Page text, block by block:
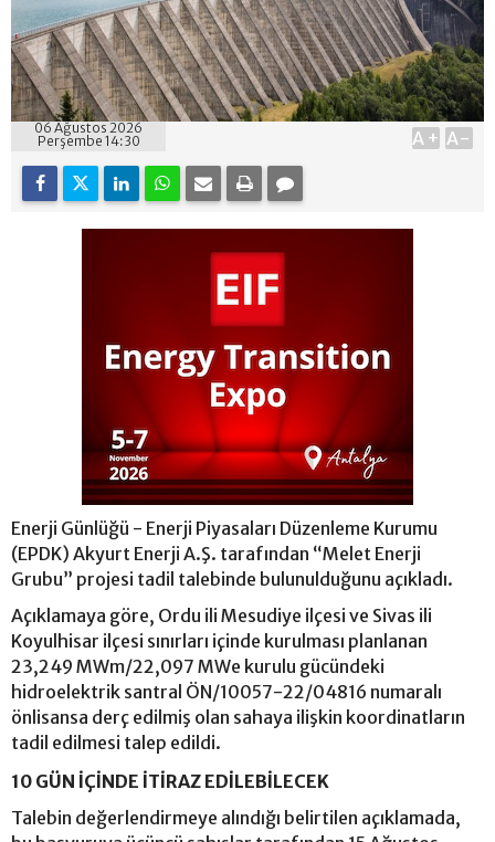
06 Ağustos 2026
Perşembe 14:30
A+ A-
Enerji Günlüğü - Enerji Piyasaları Düzenleme Kurumu
(EPDK) Akyurt Enerji A.Ş. tarafından “Melet Enerji
Grubu” projesi tadil talebinde bulunulduğunu açıkladı.
Açıklamaya göre, Ordu ili Mesudiye ilçesi ve Sivas ili
Koyulhisar ilçesi sınırları içinde kurulması planlanan
23,249 MWm/22,097 MWe kurulu gücündeki
hidroelektrik santral ÖN/10057-22/04816 numaralı
önlisansa derç edilmiş olan sahaya ilişkin koordinatların
tadil edilmesi talep edildi.
10 GÜN İÇİNDE İTİRAZ EDİLEBİLECEK
Talebin değerlendirmeye alındığı belirtilen açıklamada,